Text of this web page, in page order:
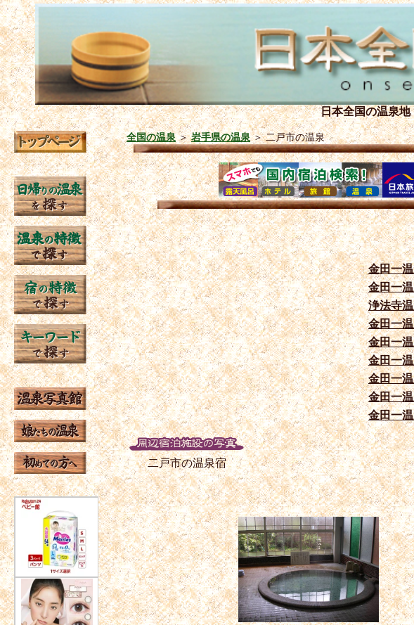
日本全国の温泉
全国の温泉＞岩手県の温泉＞二戸市の温泉
金田一
金田一
浄法寺
金田一
金田一
金田一
金田一
金田一
金田一
二戸市の温泉宿